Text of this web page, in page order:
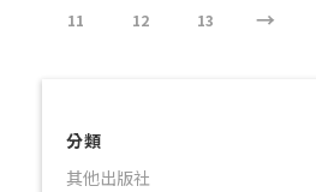
11 12 13 →
分類
其他出版社